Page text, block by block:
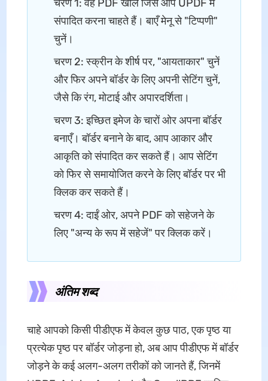
चरण 1: वह PDF खोलें जिसे आप UPDF में
संपादित करना चाहते हैं। बाएँ मेनू से "टिप्पणी"
चुनें।
चरण 2: स्क्रीन के शीर्ष पर, "आयताकार" चुनें
और फिर अपने बॉर्डर के लिए अपनी सेटिंग चुनें,
जैसे कि रंग, मोटाई और अपारदर्शिता।
चरण 3: इच्छित इमेज के चारों ओर अपना बॉर्डर
बनाएँ। बॉर्डर बनाने के बाद, आप आकार और
आकृति को संपादित कर सकते हैं। आप सेटिंग
को फिर से समायोजित करने के लिए बॉर्डर पर भी
क्लिक कर सकते हैं।
चरण 4: दाईं ओर, अपने PDF को सहेजने के
लिए "अन्य के रूप में सहेजें" पर क्लिक करें।
अंतिम शब्द
चाहे आपको किसी पीडीएफ में केवल कुछ पाठ, एक पृष्ठ या
प्रत्येक पृष्ठ पर बॉर्डर जोड़ना हो, अब आप पीडीएफ में बॉर्डर
जोड़ने के कई अलग-अलग तरीकों को जानते हैं, जिनमें